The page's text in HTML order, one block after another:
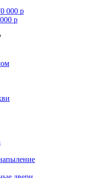
000 р
р